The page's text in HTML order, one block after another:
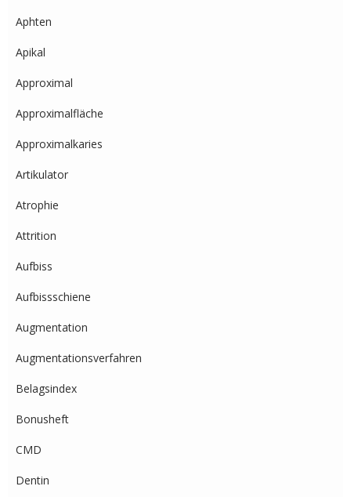
Aphten
Apikal
Approximal
Approximalfläche
Approximalkaries
Artikulator
Atrophie
Attrition
Aufbiss
Aufbissschiene
Augmentation
Augmentationsverfahren
Belagsindex
Bonusheft
CMD
Dentin